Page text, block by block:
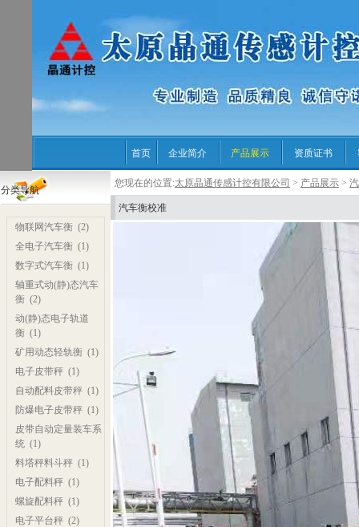
首页 企业简介 产品展示 资质证书
分类导航
物联网汽车衡(2)
全电子汽车衡(1)
数字式汽车衡(1)
轴重式动(静)态汽车
衡(2)
动(静)态电子轨道
衡(1)
矿用动态轻轨衡(1)
电子皮带秤(1)
自动配料皮带秤(1)
防爆电子皮带秤(1)
皮带自动定量装车系
统(1)
料塔秤料斗秤(1)
电子配料秤(1)
螺旋配料秤(1)
电子平台秤(2)
您现在的位置:太原晶通传感计控有限公司 > 产品展示 >
汽车衡校准